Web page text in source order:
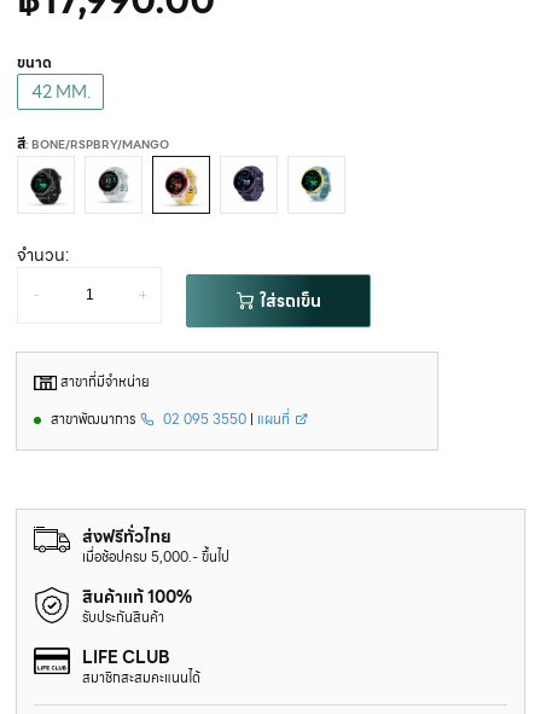
ขนาด
42 MM.
สี: BONE/RSPBRY/MANGO
จำนวน:
-
+ ใส่รถเข็น
สาขาที่มีจำหน่าย
สาขาพัฒนาการ
02 095 3550| แผนที่
ส่งฟรีทั่วไทย
เมื่อช้อปครบ 5,000.- ขึ้นไป
สินค้าแท้ 100%
รับประกันสินค้า
LIFE CLUB
สมาชิกสะสมคะแนนได้